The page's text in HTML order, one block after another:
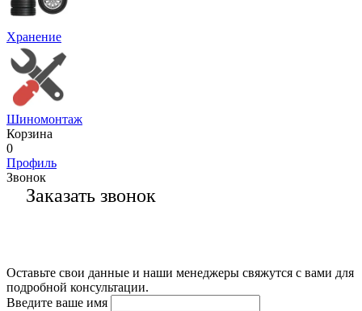
Хранение
Шиномонтаж
Корзина
0
Профиль
Звонок
Заказать звонок
Оставьте свои данные и наши менеджеры свяжутся с вами для
подробной консультации.
Введите ваше имя